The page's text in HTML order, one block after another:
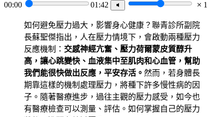
00:00 01:42 1
如何避免壓力過大，影響身心健康？聯青診所副院
長蘇聖傑指出，人在壓力情境下，會啟動兩種壓力
反應機制： 交感神經亢奮、壓力荷爾蒙皮質醇升
高，讓心跳變快、血液集中至肌肉和心血管，幫助
我們能很快做出反應，平安存活。 然而，若身體長
期靠這樣的機制處理壓力，將種下許多慢性病的因
子。隨著醫療進步，過往主觀的壓力感受，如今也
有醫療檢查可以測量、評估。如何掌握自己的壓力